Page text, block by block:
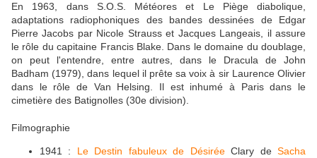
En 1963, dans S.O.S. Météores et Le Piège diabolique,
adaptations radiophoniques des bandes dessinées de Edgar
Pierre Jacobs par Nicole Strauss et Jacques Langeais, il assure
le rôle du capitaine Francis Blake. Dans le domaine du doublage,
on peut l'entendre, entre autres, dans le Dracula de John
Badham (1979), dans lequel il prête sa voix à sir Laurence Olivier
dans le rôle de Van Helsing. Il est inhumé à Paris dans le
cimetière des Batignolles (30e division).
Filmographie
1941 : Le Destin fabuleux de DésiréeClary deSacha